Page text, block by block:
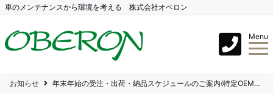
車のメンテナンスから環境を考える 株式会社オベロン
Menu
お知らせ 年末年始の受注・出荷・納品スケジュールのご案内(特定OEM販売先様)